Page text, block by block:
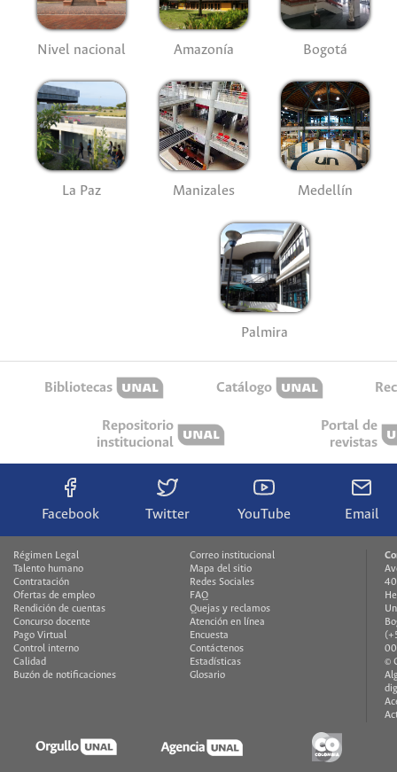
Nivel nacional Amazonía Bogotá
La Paz Manizales Medellín
Palmira
Bibliotecas Catálogo
Repositorio
institucional
Portal de
revistas
Facebook Twitter YouTube Email
Régimen Legal
Talento humano
Contratación
Ofertas de empleo
Rendición de cuentas
Concurso docente
Pago Virtual
Control interno
Calidad
Buzón de notificaciones
Correo institucional
Mapa del sitio
Redes Sociales
FAQ
Quejas y reclamos
Atención en línea
Encuesta
Contáctenos
Estadísticas
Glosario
©